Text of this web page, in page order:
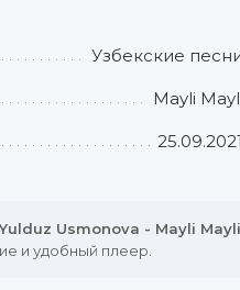
Узбекские
Mayli
25.09.2021
Yulduz Usmonova - Mayli Mayli
и удобный плеер.